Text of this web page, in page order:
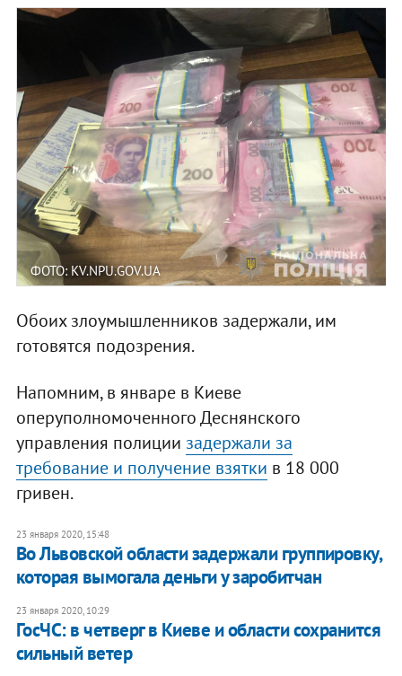
ФОТО: KV.NPU.GOV.UA
Обоих злоумышленников задержали, им
готовятся подозрения.
Напомним, в январе в Киеве
оперуполномоченного Деснянского
управления полиции задержали за
требование и получение взятки в 18 000
гривен.
23 января 2020, 15:48
Во Львовской области задержали группировку,
которая вымогала деньги у заробитчан
23 января 2020, 10:29
ГосЧС: в четверг в Киеве и области сохранится
сильный ветер